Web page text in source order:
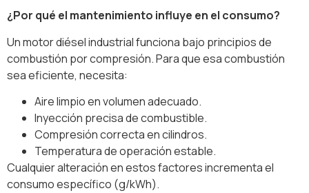
¿Por qué el mantenimiento influye en el consumo?
Un motor diésel industrial funciona bajo principios de
combustión por compresión. Para que esa combustión
sea eficiente, necesita:
Aire limpio en volumen adecuado.
Inyección precisa de combustible.
Compresión correcta en cilindros.
Temperatura de operación estable.
Cualquier alteración en estos factores incrementa el
consumo específico (g/kWh).